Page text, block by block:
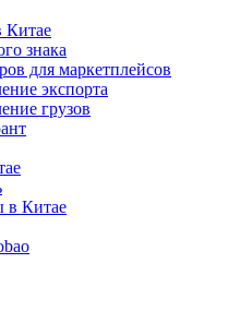
Китае
знака
для маркетплейсов
экспорта
грузов
в Китае